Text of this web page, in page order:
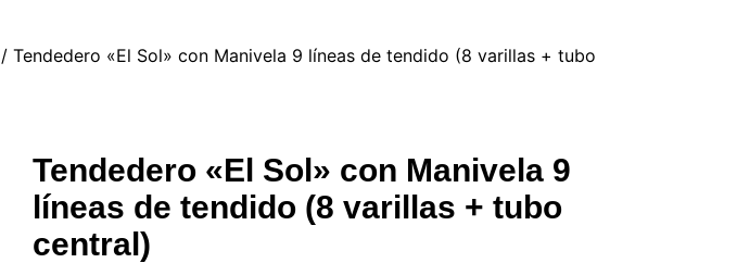
/ Tendedero «El Sol» con Manivela 9 líneas de tendido (8 varillas + tubo
Tendedero «El Sol» con Manivela 9
líneas de tendido (8 varillas + tubo
central)